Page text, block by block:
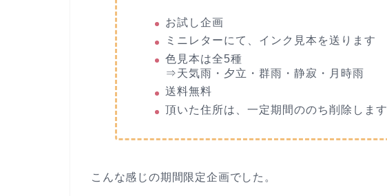
お試し企画
ミニレターにて、インク見本を送ります
色見本は全5種
⇒天気雨・夕立・群雨・静寂・月時雨
送料無料
頂いた住所は、一定期間ののち削除します
こんな感じの期間限定企画でした。